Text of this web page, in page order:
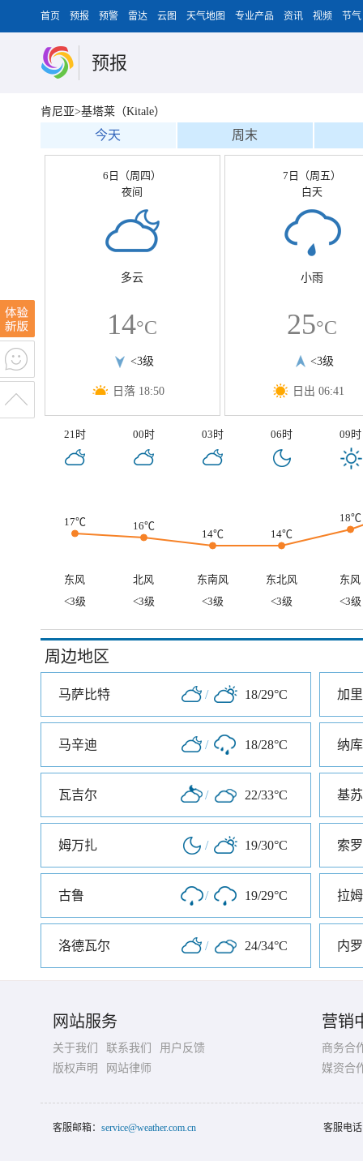
首页 预报 预警 雷达 云图 天气地图 专业产品 资讯 视频 节气
预报
肯尼亚>基塔莱（Kitale）
今天 周末
6日（周四）
夜间
多云
14°C
<3级
日落 18:50
7日（周五）
白天
小雨
25°C
<3级
日出 06:41
21时 00时 03时 06时 09时
17℃ 16℃
14℃ 14℃
18℃
东风 北风 东南风 东北风
东风
<3级
<3级 <3级 <3级 <3级
周边地区
马萨比特 / 18/29°C 加
马辛迪 / 18/28°C 纳
瓦吉尔 / 22/33°C 基
姆万扎 / 19/30°C 索
古鲁 / 19/29°C 拉姆
洛德瓦尔 / 24/34°C 内
网站服务
关于我们 联系我们
用户反馈
版权声明
网站律师
营销
商务合
媒资合
客服邮箱： service@weather.com.cn 客服电